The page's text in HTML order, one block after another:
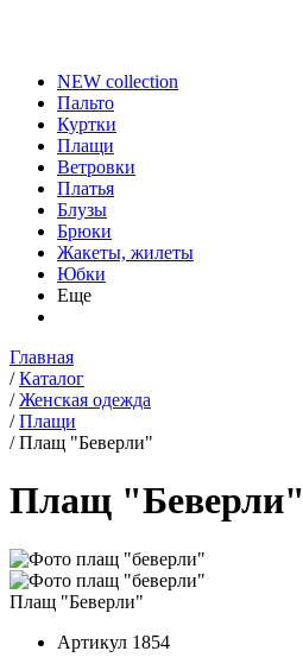
NEW collection
Пальто
Куртки
Плащи
Ветровки
Платья
Блузы
Брюки
Жакеты, жилеты
Юбки
Еще
Главная
/ Каталог
/ Женская одежда
/ Плащи
/ Плащ "Беверли"
Плащ "Беверли"
Плащ "Беверли"
Артикул 1854